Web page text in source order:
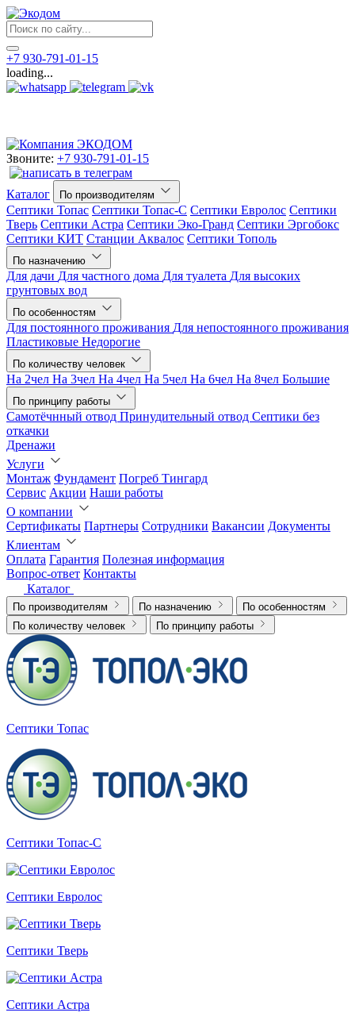
+7 930-791-01-15
loading...
Звоните: +7 930-791-01-15
Каталог По производителям
Септики Топас Септики Топас-С Септики Евролос Септики
Тверь Септики Астра Септики Эко-Гранд Септики Эргобокс
Септики КИТ Станции Аквалос Септики Тополь
По назначению
Для дачи Для частного дома Для туалета Для высоких
грунтовых вод
По особенностям
Для постоянного проживания Для непостоянного проживания
Пластиковые Недорогие
По количеству человек
На 2чел На 3чел На 4чел На 5чел На 6чел На 8чел Большие
По принципу работы
Самотёчнный отвод Принудительный отвод Септики без
откачки
Дренажи
Услуги
Монтаж Фундамент Погреб Тингард
Сервис Акции Наши работы
О компании
Сертификаты Партнеры Сотрудники Вакансии Документы
Клиентам
Оплата Гарантия Полезная информация
Вопрос-ответ Контакты
Каталог
По производителям По назначению
По особенностям
По количеству человек
По принципу работы
Септики Топас
Септики Топас-С
Септики Евролос
Септики Тверь
Септики Астра